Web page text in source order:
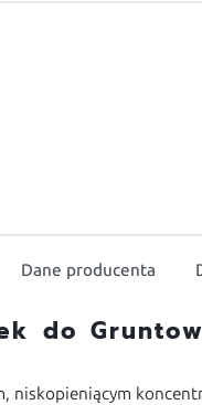
Dane producenta
do
niskopieniącym